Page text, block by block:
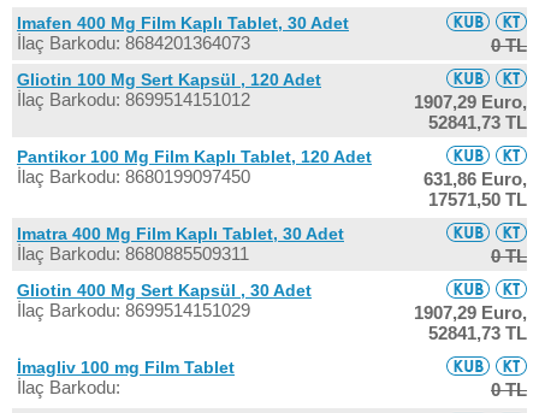
Imafen 400 Mg Film Kaplı Tablet, 30 Adet
İlaç Barkodu: 8684201364073 0 TL
Gliotin 100 Mg Sert Kapsül , 120 Adet
İlaç Barkodu: 8699514151012
1907,29 Euro,
52841,73 TL
Pantikor 100 Mg Film Kaplı Tablet, 120 Adet
İlaç Barkodu: 8680199097450
631,86 Euro,
17571,50 TL
Imatra 400 Mg Film Kaplı Tablet, 30 Adet
İlaç Barkodu: 8680885509311 0 TL
Gliotin 400 Mg Sert Kapsül , 30 Adet
İlaç Barkodu: 8699514151029
1907,29 Euro,
52841,73 TL
İmagliv 100 mg Film Tablet
İlaç Barkodu: 0 TL